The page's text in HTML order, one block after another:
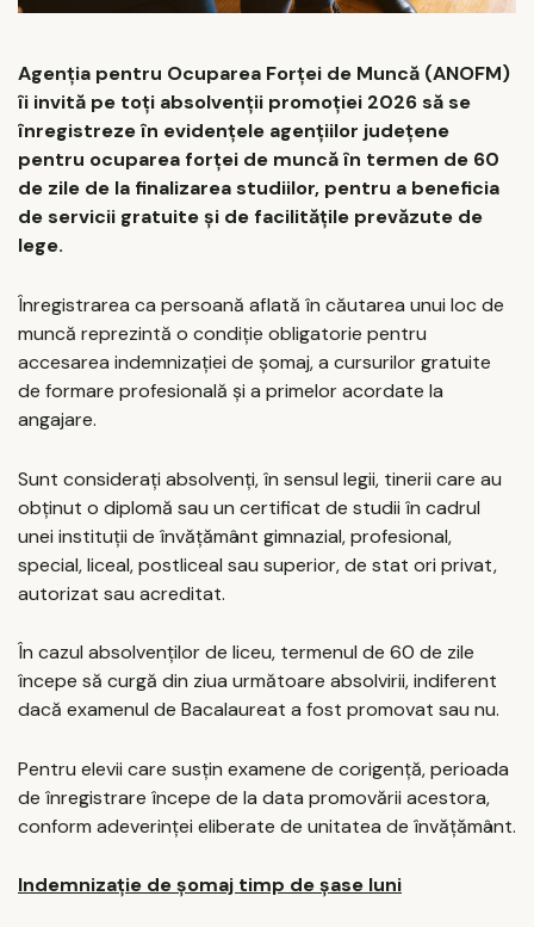
Agenția pentru Ocuparea Forței de Muncă (ANOFM)
îi invită pe toți absolvenții promoției 2026 să se
înregistreze în evidențele agențiilor județene
pentru ocuparea forței de muncă în termen de 60
de zile de la finalizarea studiilor, pentru a beneficia
de servicii gratuite și de facilitățile prevăzute de
lege.
Înregistrarea ca persoană aflată în căutarea unui loc de
muncă reprezintă o condiție obligatorie pentru
accesarea indemnizației de șomaj, a cursurilor gratuite
de formare profesională și a primelor acordate la
angajare.
Sunt considerați absolvenți, în sensul legii, tinerii care au
obținut o diplomă sau un certificat de studii în cadrul
unei instituții de învățământ gimnazial, profesional,
special, liceal, postliceal sau superior, de stat ori privat,
autorizat sau acreditat.
În cazul absolvenților de liceu, termenul de 60 de zile
începe să curgă din ziua următoare absolvirii, indiferent
dacă examenul de Bacalaureat a fost promovat sau nu.
Pentru elevii care susțin examene de corigență, perioada
de înregistrare începe de la data promovării acestora,
conform adeverinței eliberate de unitatea de învățământ.
Indemnizație de șomaj timp de șase luni